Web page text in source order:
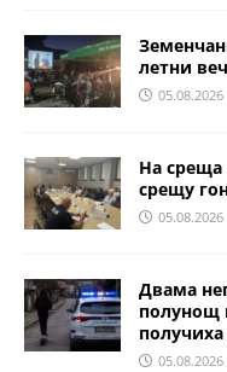
летни
05.08.2026
На среща
срещу
05.08.2026
Двама
полунощ
05.08.2026